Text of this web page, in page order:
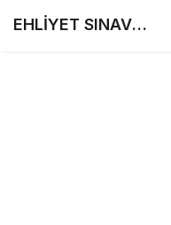
EHLİYET SINAV